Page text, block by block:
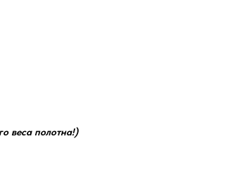
веса полотна!)